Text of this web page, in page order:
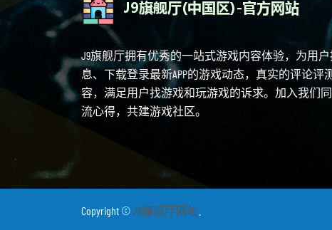
J9旗舰厅拥有优秀的一站式游戏内容体验，为用
息、下载登录最新APP的游戏动态，真实的评论
容，满足用户找游戏和玩游戏的诉求。加入我们
流心得，共建游戏社区。
Copyright ©J9旗舰厅网址